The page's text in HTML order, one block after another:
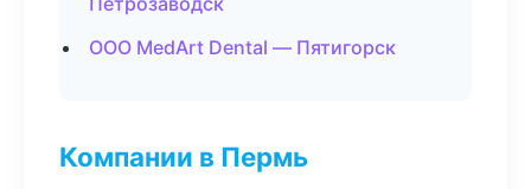
ООО MedArt Dental — Пятигорск
Компании в Пермь